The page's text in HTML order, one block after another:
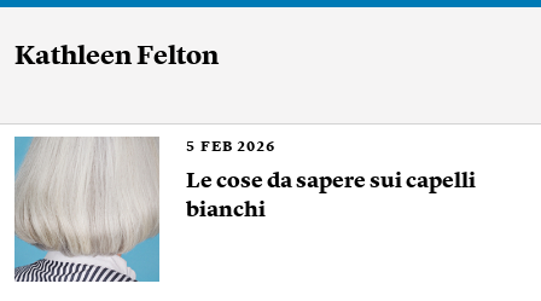
Kathleen Felton
5 FEB 2026
Le cose da sapere sui capelli
bianchi